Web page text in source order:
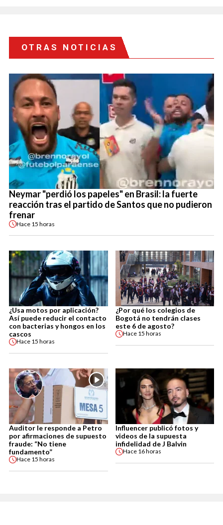
OTRAS NOTICIAS
Neymar "perdió los papeles" en Brasil: la fuerte
reacción tras el partido de Santos que no pudieron
frenar
Hace 15 horas
¿Usa motos por aplicación?
Así puede reducir el contacto
con bacterias y hongos en los
cascos
Hace 15 horas
¿Por qué los colegios de
Bogotá no tendrán clases
este 6 de agosto?
Hace 15 horas
Auditor le responde a Petro
por afirmaciones de supuesto
fraude: “No tiene
fundamento”
Hace 15 horas
Influencer publicó fotos y
videos de la supuesta
infidelidad de J Balvin
Hace 16 horas